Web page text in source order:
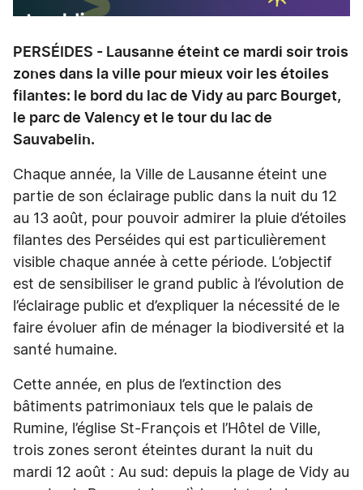
PERSÉIDES - Lausanne éteint ce mardi soir trois
zones dans la ville pour mieux voir les étoiles
filantes: le bord du lac de Vidy au parc Bourget,
le parc de Valency et le tour du lac de
Sauvabelin.
Chaque année, la Ville de Lausanne éteint une
partie de son éclairage public dans la nuit du 12
au 13 août, pour pouvoir admirer la pluie d’étoiles
filantes des Perséides qui est particulièrement
visible chaque année à cette période. L’objectif
est de sensibiliser le grand public à l’évolution de
l’éclairage public et d’expliquer la nécessité de le
faire évoluer afin de ménager la biodiversité et la
santé humaine.
Cette année, en plus de l’extinction des
bâtiments patrimoniaux tels que le palais de
Rumine, l’église St-François et l’Hôtel de Ville,
trois zones seront éteintes durant la nuit du
mardi 12 août : Au sud: depuis la plage de Vidy au